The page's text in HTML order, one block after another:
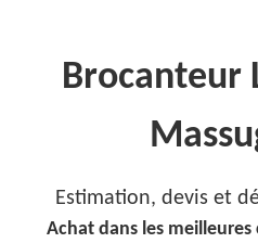
Brocanteur
Estimation, devis et
Achat dans les